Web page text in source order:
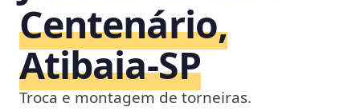
Centenário,
Atibaia‑SP
Troca e montagem de torneiras.